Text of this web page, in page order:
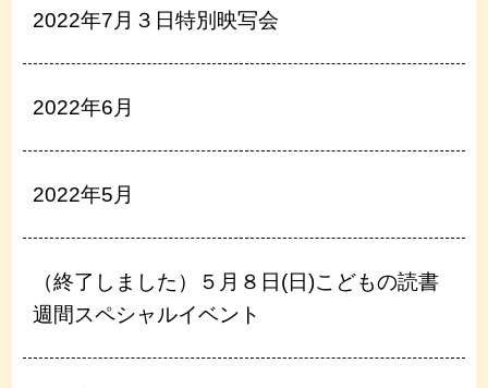
2022年7月３日特別映写会
2022年6月
2022年5月
（終了しました）５月８日(日)こどもの読書
週間スペシャルイベント